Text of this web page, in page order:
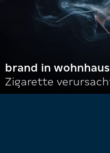
brand in
Zigarette